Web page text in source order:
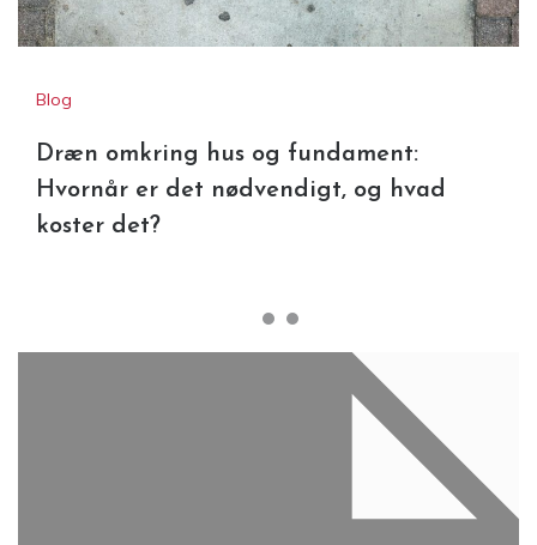
Blog
Dræn omkring hus og fundament:
Hvornår er det nødvendigt, og hvad
koster det?